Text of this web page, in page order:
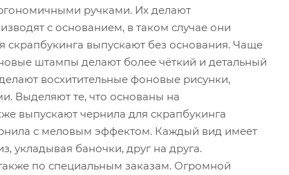
ручками. Их делают
с основанием, в таком случае они
выпускают без основания. Чаще
штампы делают более чёткий и детальный
восхитительные фоновые рисунки,
Выделяют те, что основаны на
выпускают чернила для скрапбукинга
с меловым эффектом. Каждый вид имеет
укладывая баночки, друг на друга.
по специальным заказам. Огромной